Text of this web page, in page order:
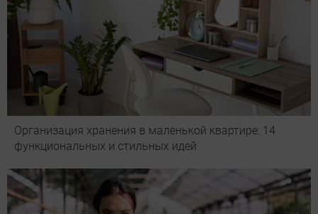
Организация хранения в маленькой квартире: 14
функциональных и стильных идей